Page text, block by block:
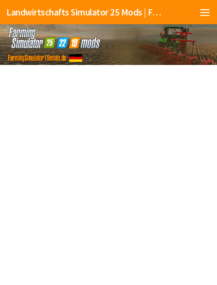
Landwirtschafts Simulator 25 Mods | Farming Simulator 25 Mods | FS25 Mods